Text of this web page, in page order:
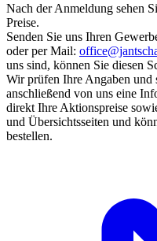
Nach der Anmeldung sehen
Preise.
Senden Sie uns Ihren
oder per Mail:
uns sind, können Sie diesen
Wir prüfen Ihre Angaben und
anschließend von uns eine
direkt Ihre Aktionspreise
und Übersichtsseiten und
bestellen.